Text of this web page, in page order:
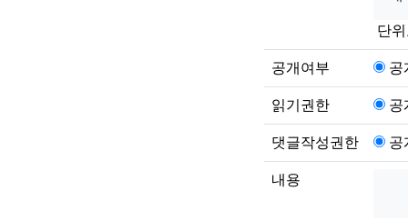
단
공개여부
읽기권한
댓글작성권한
내용